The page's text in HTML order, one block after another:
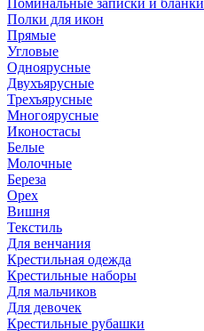
Поминальные записки и бланки
Полки для икон
Прямые
Угловые
Одноярусные
Двухъярусные
Трехъярусные
Многоярусные
Иконостасы
Белые
Молочные
Береза
Орех
Вишня
Текстиль
Для венчания
Крестильная одежда
Крестильные наборы
Для мальчиков
Для девочек
Крестильные рубашки